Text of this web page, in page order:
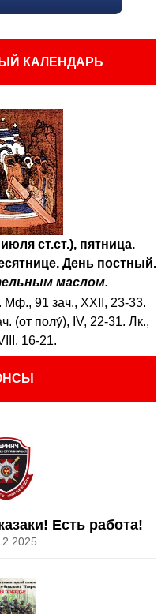
КАЛЕНДАРЬ
июля ст.ст.), пятница.
День постный.
маслом.
Мф., 91 зач., XXII, 23-33.
(от полу́), IV, 22-31. Лк.,
16-21.
Есть работа!